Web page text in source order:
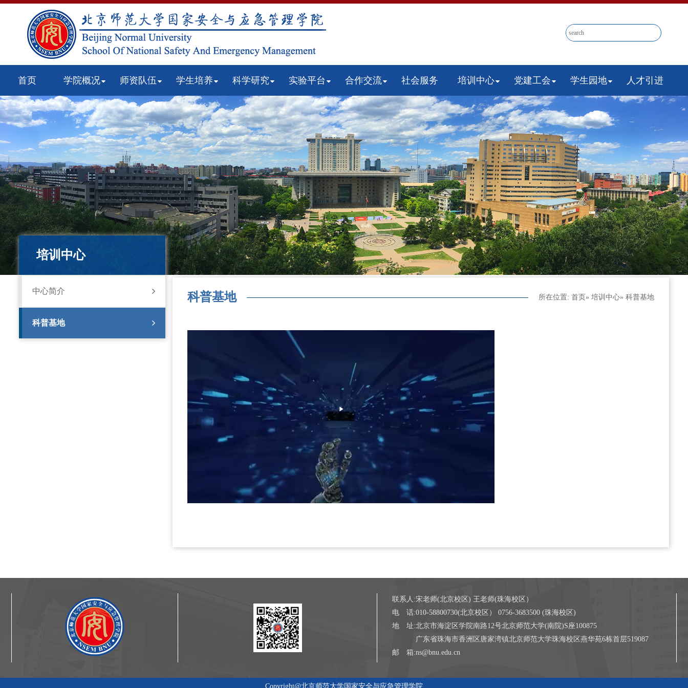
首页 学院概况 师资队伍 学生培养 科学研究 实验平台 合作交流 社会服务 培训中心 党建工会 学生园地 人才引进
培训中心
中心简介
科普基地
科普基地 所在位置: 首页 » 培训中心» 科普基地
Play
Video
联系人:宋老师(北京校区) 王老师(珠海校区）
电 话:010-58800730(北京校区） 0756-3683500 (珠海校区)
地 址:北京市海淀区学院南路12号北京师范大学(南院)S座100875
广东省珠海市香洲区唐家湾镇北京师范大学珠海校区燕华苑6栋首层519087
邮 箱:ns@bnu.edu.cn
Copyright@北京师范大学国家安全与应急管理学院